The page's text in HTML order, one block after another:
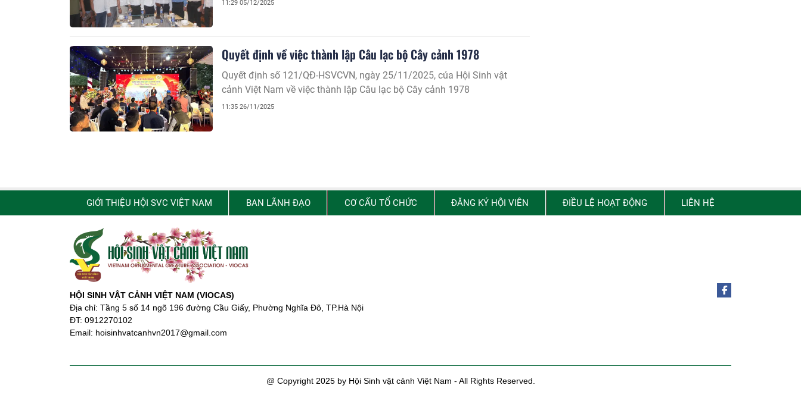
11:29 05/12/2025
Quyết định về việc thành lập Câu lạc bộ Cây cảnh 1978
Quyết định số 121/QĐ-HSVCVN, ngày 25/11/2025, của Hội Sinh vật
cảnh Việt Nam về việc thành lập Câu lạc bộ Cây cảnh 1978
11:35 26/11/2025
GIỚI THIỆU HỘI SVC VIỆT NAM BAN LÃNH ĐẠO CƠ CẤU TỔ CHỨC ĐĂNG KÝ HỘI VIÊN ĐIỀU LỆ HOẠT ĐỘNG LIÊN HỆ
HỘI SINH VẬT CẢNH VIỆT NAM (VIOCAS)
Địa chỉ: Tầng 5 số 14 ngõ 196 đường Cầu Giấy, Phường Nghĩa Đô, TP.Hà Nội
ĐT: 0912270102
Email: hoisinhvatcanhvn2017@gmail.com
@ Copyright 2025 by Hội Sinh vật cảnh Việt Nam - All Rights Reserved.